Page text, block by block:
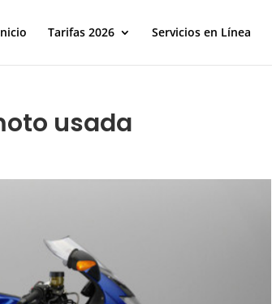
Tarifas 2026 Servicios en Línea
usada